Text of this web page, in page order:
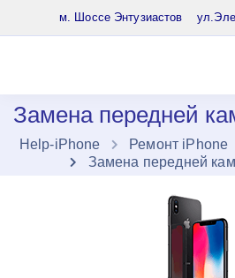
8 (903) 961-65-64
м. Шоссе Энтузиастов
Замена передней
Нelp-iPhone Ремонт iPhone
Замена передней